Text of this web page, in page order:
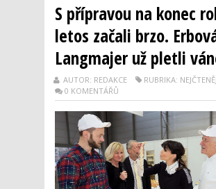
S přípravou na konec
letos začali brzo.
Langmajer už pletli
AUTOR: REDAKCE
RUBRIKA:
0 KOMENTÁŘŮ